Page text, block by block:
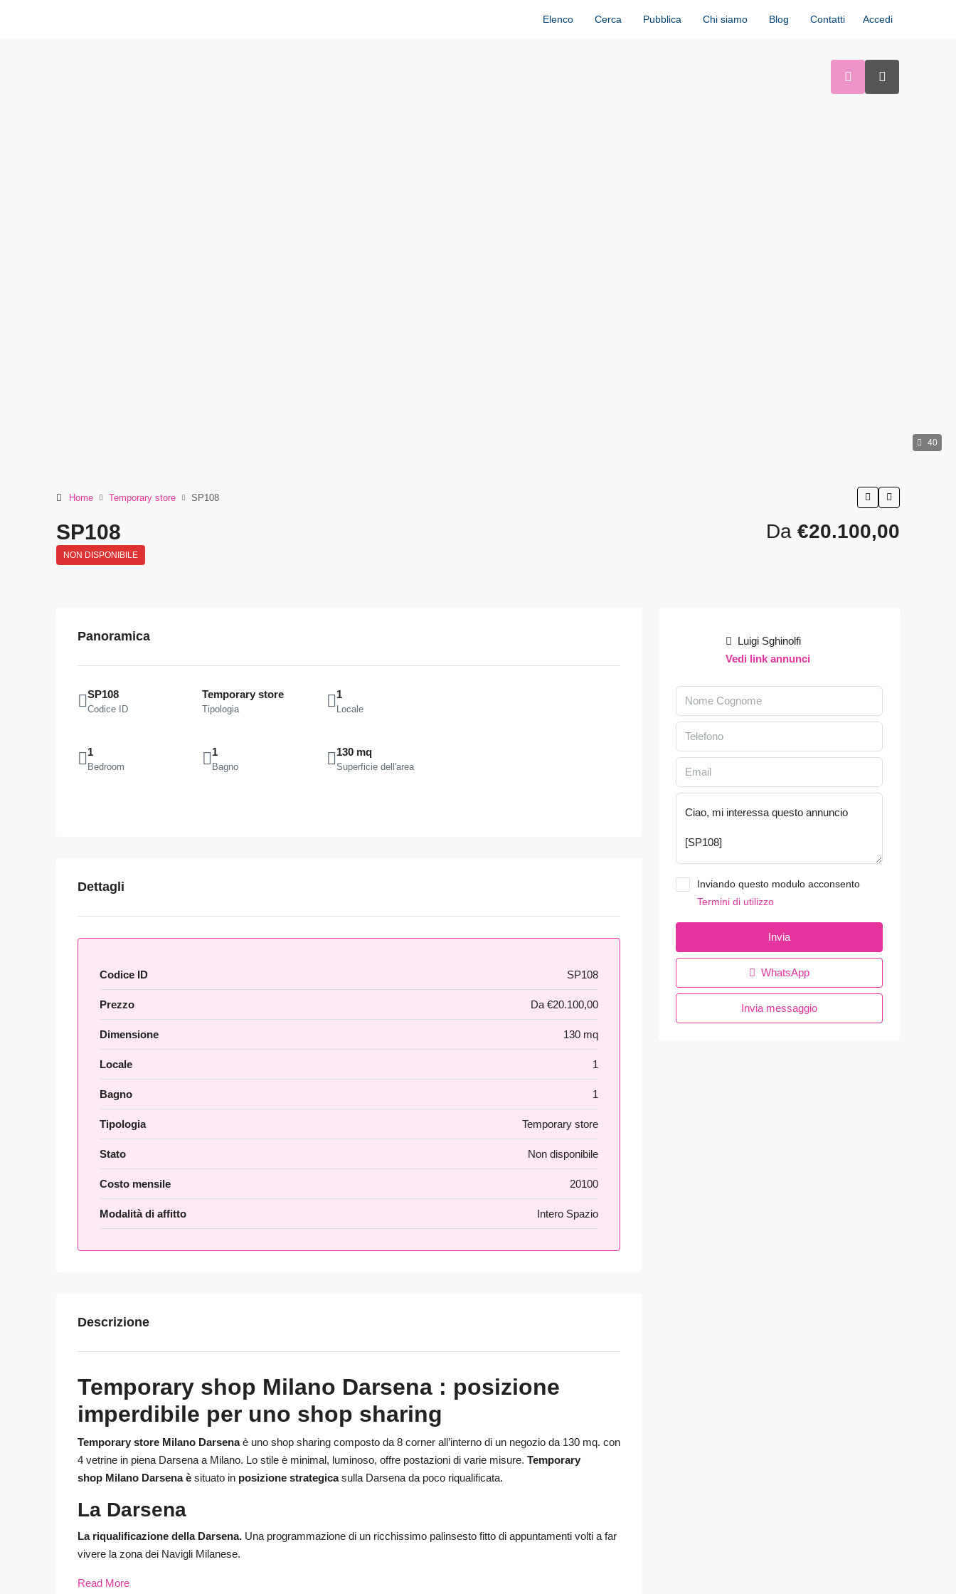
Elenco Cerca Pubblica Chi siamo Blog Contatti Accedi
40
Home Temporary store SP108
SP108
NON DISPONIBILE
Da €20.100,00
Panoramica
SP108
Codice ID
Temporary store
Tipologia
1
Locale
1
Bedroom
1
Bagno
130 mq
Superficie dell'area
Dettagli
Codice ID SP108
Prezzo Da €20.100,00
Dimensione 130 mq
Locale 1
Bagno 1
Tipologia Temporary store
Stato Non disponibile
Costo mensile 20100
Modalità di affitto Intero Spazio
Descrizione
Temporary shop Milano Darsena : posizione
imperdibile per uno shop sharing
Temporary store Milano Darsenaè uno shop sharing composto da 8 corner all’interno di un negozio da 130 mq. con
4 vetrine in piena Darsena a Milano. Lo stile è minimal, luminoso, offre postazioni di varie misure. Temporary
shop Milano Darsena è situato in posizione strategicasulla Darsena da poco riqualificata.
La Darsena
La riqualificazione della Darsena. Una programmazione di un ricchissimo palinsesto fitto di appuntamenti volti a far
vivere la zona dei Navigli Milanese.
Read More
Luigi Sghinolfi
Vedi link annunci
Inviando questo modulo acconsento
Termini di utilizzo
Invia
WhatsApp
Invia messaggio